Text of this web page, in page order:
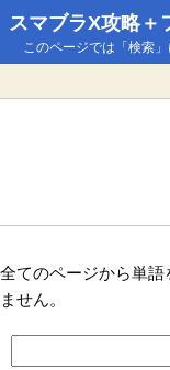
スマブラX攻略＋
このページでは「検索
全てのページから単
ません。